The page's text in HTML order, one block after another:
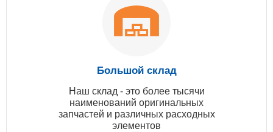
Большой склад
Наш склад - это более тысячи
наименований оригинальных
запчастей и различных расходных
элементов